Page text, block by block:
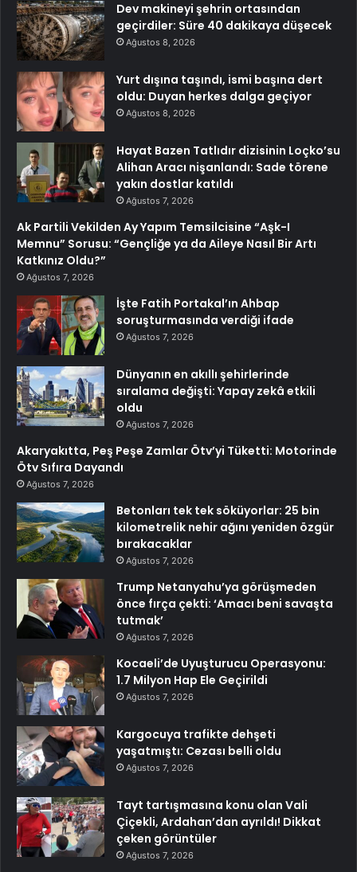
Dev makineyi şehrin ortasından
geçirdiler: Süre 40 dakikaya düşecek
Ağustos 8, 2026
Yurt dışına taşındı, ismi başına dert
oldu: Duyan herkes dalga geçiyor
Ağustos 8, 2026
Hayat Bazen Tatlıdır dizisinin Loçko’su
Alihan Aracı nişanlandı: Sade törene
yakın dostlar katıldı
Ağustos 7, 2026
Ak Partili Vekilden Ay Yapım Temsilcisine “Aşk-I
Memnu” Sorusu: “Gençliğe ya da Aileye Nasıl Bir Artı
Katkınız Oldu?”
Ağustos 7, 2026
İşte Fatih Portakal’ın Ahbap
soruşturmasında verdiği ifade
Ağustos 7, 2026
Dünyanın en akıllı şehirlerinde
sıralama değişti: Yapay zekâ etkili
oldu
Ağustos 7, 2026
Akaryakıtta, Peş Peşe Zamlar Ötv’yi Tüketti: Motorinde
Ötv Sıfıra Dayandı
Ağustos 7, 2026
Betonları tek tek söküyorlar: 25 bin
kilometrelik nehir ağını yeniden özgür
bırakacaklar
Ağustos 7, 2026
Trump Netanyahu’ya görüşmeden
önce fırça çekti: ‘Amacı beni savaşta
tutmak’
Ağustos 7, 2026
Kocaeli’de Uyuşturucu Operasyonu:
1.7 Milyon Hap Ele Geçirildi
Ağustos 7, 2026
Kargocuya trafikte dehşeti
yaşatmıştı: Cezası belli oldu
Ağustos 7, 2026
Tayt tartışmasına konu olan Vali
Çiçekli, Ardahan’dan ayrıldı! Dikkat
çeken görüntüler
Ağustos 7, 2026